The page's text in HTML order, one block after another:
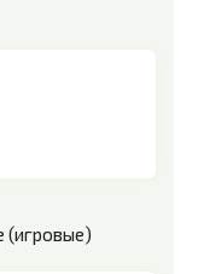
(игровые)